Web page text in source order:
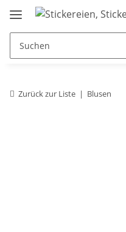
Zurück zur Liste Blusen